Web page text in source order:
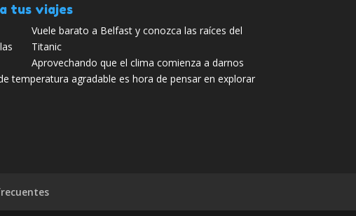
tus viajes
Vuele barato a Belfast y conozca las raíces del
Titanic
Aprovechando que el clima comienza a darnos
temperatura agradable es hora de pensar en explorar